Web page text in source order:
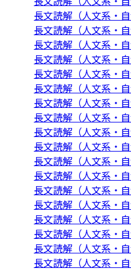
長文読解（人文系・
長文読解（人文系・
長文読解（人文系・
長文読解（人文系・
長文読解（人文系・
長文読解（人文系・
長文読解（人文系・
長文読解（人文系・
長文読解（人文系・
長文読解（人文系・
長文読解（人文系・
長文読解（人文系・
長文読解（人文系・
長文読解（人文系・
長文読解（人文系・
長文読解（人文系・
長文読解（人文系・
長文読解（人文系・